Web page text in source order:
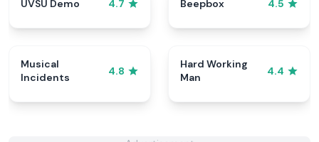
UVSU Demo 4.7 Beepbox 4.5
Musical
Incidents
4.8
Hard Working
Man
4.4